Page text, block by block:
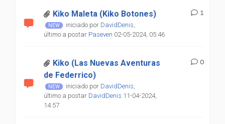
Kiko Maleta (Kiko Botones)
iniciado por DavidDenis,
último a postar Paseven 02-05-2024, 05:46
1
Kiko (Las Nuevas Aventuras
de Federrico)
iniciado por DavidDenis,
último a postar DavidDenis 11-04-2024,
14:57
0